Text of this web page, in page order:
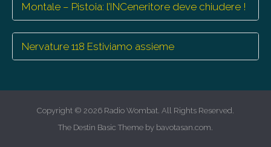
Montale – Pistoia: l’INCeneritore deve chiudere !
Nervature 118 Estiviamo assieme
Copyright © 2026 Radio Wombat. All Rights Reserved.
The Destin Basic Theme by bavotasan.com.